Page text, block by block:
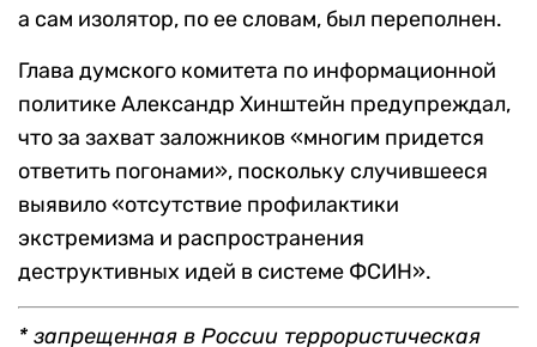
а сам изолятор, по ее словам, был переполнен.
Глава думского комитета по информационной
политике Александр Хинштейн предупреждал,
что за захват заложников «многим придется
ответить погонами», поскольку случившееся
выявило «отсутствие профилактики
экстремизма и распространения
деструктивных идей в системе ФСИН».
* запрещенная в России террористическая